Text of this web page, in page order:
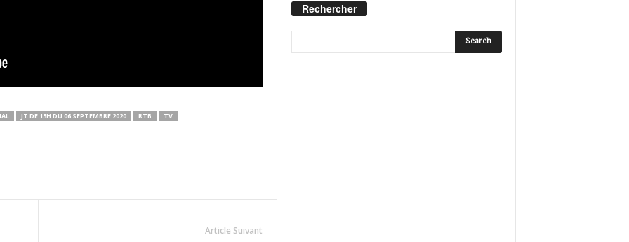
JT DE 13H DU 06 SEPTEMBRE 2020 RTB TV
Article Suivant
Rechercher